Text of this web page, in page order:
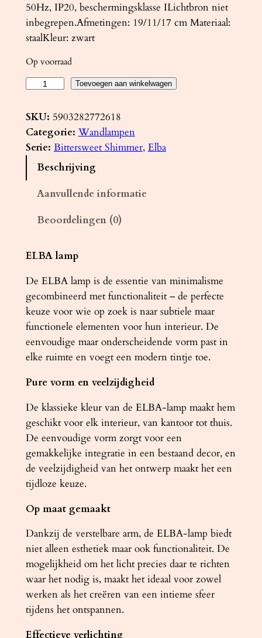
50Hz, IP20, beschermingsklasse ILichtbron niet
inbegrepen.Afmetingen: 19/11/17 cm Materiaal:
staalKleur: zwart
Op voorraad
n
d
l
A
w
a
r
t
a
a
t
a
l
Toevoegen aan winkelwagen
SKU: 5903282772618
Categorie: Wandlampen
Serie: Bittersweet Shimmer, Elba
Beschrijving
Aanvullende informatie
Beoordelingen (0)
ELBA lamp
De ELBA lamp is de essentie van minimalisme
gecombineerd met functionaliteit – de perfecte
keuze voor wie op zoek is naar subtiele maar
functionele elementen voor hun interieur. De
eenvoudige maar onderscheidende vorm past in
elke ruimte en voegt een modern tintje toe.
Pure vorm en veelzijdigheid
De klassieke kleur van de ELBA-lamp maakt hem
geschikt voor elk interieur, van kantoor tot thuis.
De eenvoudige vorm zorgt voor een
gemakkelijke integratie in een bestaand decor, en
de veelzijdigheid van het ontwerp maakt het een
tijdloze keuze.
Op maat gemaakt
Dankzij de verstelbare arm, de ELBA-lamp biedt
niet alleen esthetiek maar ook functionaliteit. De
mogelijkheid om het licht precies daar te richten
waar het nodig is, maakt het ideaal voor zowel
werken als het creëren van een intieme sfeer
tijdens het ontspannen.
Effectieve verlichting